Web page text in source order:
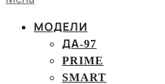
МОДЕЛИ
ДА-97
PRIME
SMART